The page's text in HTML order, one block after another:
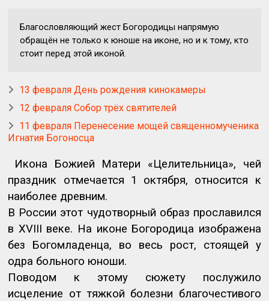
Благословляющий жест Богородицы напрямую
обращён не только к юноше на иконе, но и к тому, кто
стоит перед этой иконой.
13 февраля День рождения кинокамеры
12 февраля Собор трёх святителей
11 февраля Перенесение мощей священномученика
Игнатия Богоносца
Икона Божией Матери «Целительница», чей
праздник отмечается 1 октября, относится к
наиболее древним.
В России этот чудотворный образ прославился
в XVIII веке. На иконе Богородица изображена
без Богомладенца, во весь рост, стоящей у
одра больного юноши.
Поводом к этому сюжету послужило
исцеление от тяжкой болезни благочестивого